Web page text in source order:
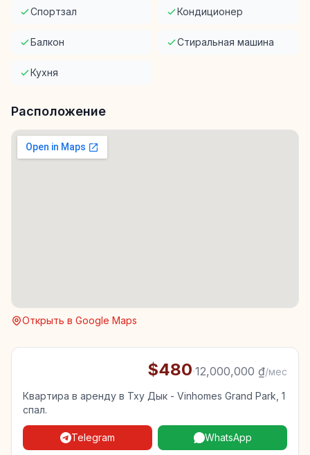
Спортзал Кондиционер
Балкон Стиральная машина
Кухня
Расположение
Открыть в Google Maps
$480·12,000,000 ₫/мес
Квартира в аренду в Тху Дык - Vinhomes Grand Park, 1
спал.
Telegram WhatsApp